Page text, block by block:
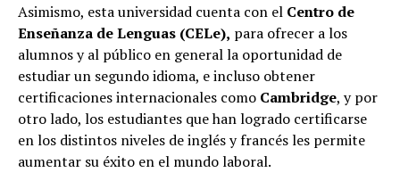
Asimismo, esta universidad cuenta con el Centro de
Enseñanza de Lenguas (CELe), para ofrecer a los
alumnos y al público en general la oportunidad de
estudiar un segundo idioma, e incluso obtener
certificaciones internacionales como Cambridge, y por
otro lado, los estudiantes que han logrado certificarse
en los distintos niveles de inglés y francés les permite
aumentar su éxito en el mundo laboral.